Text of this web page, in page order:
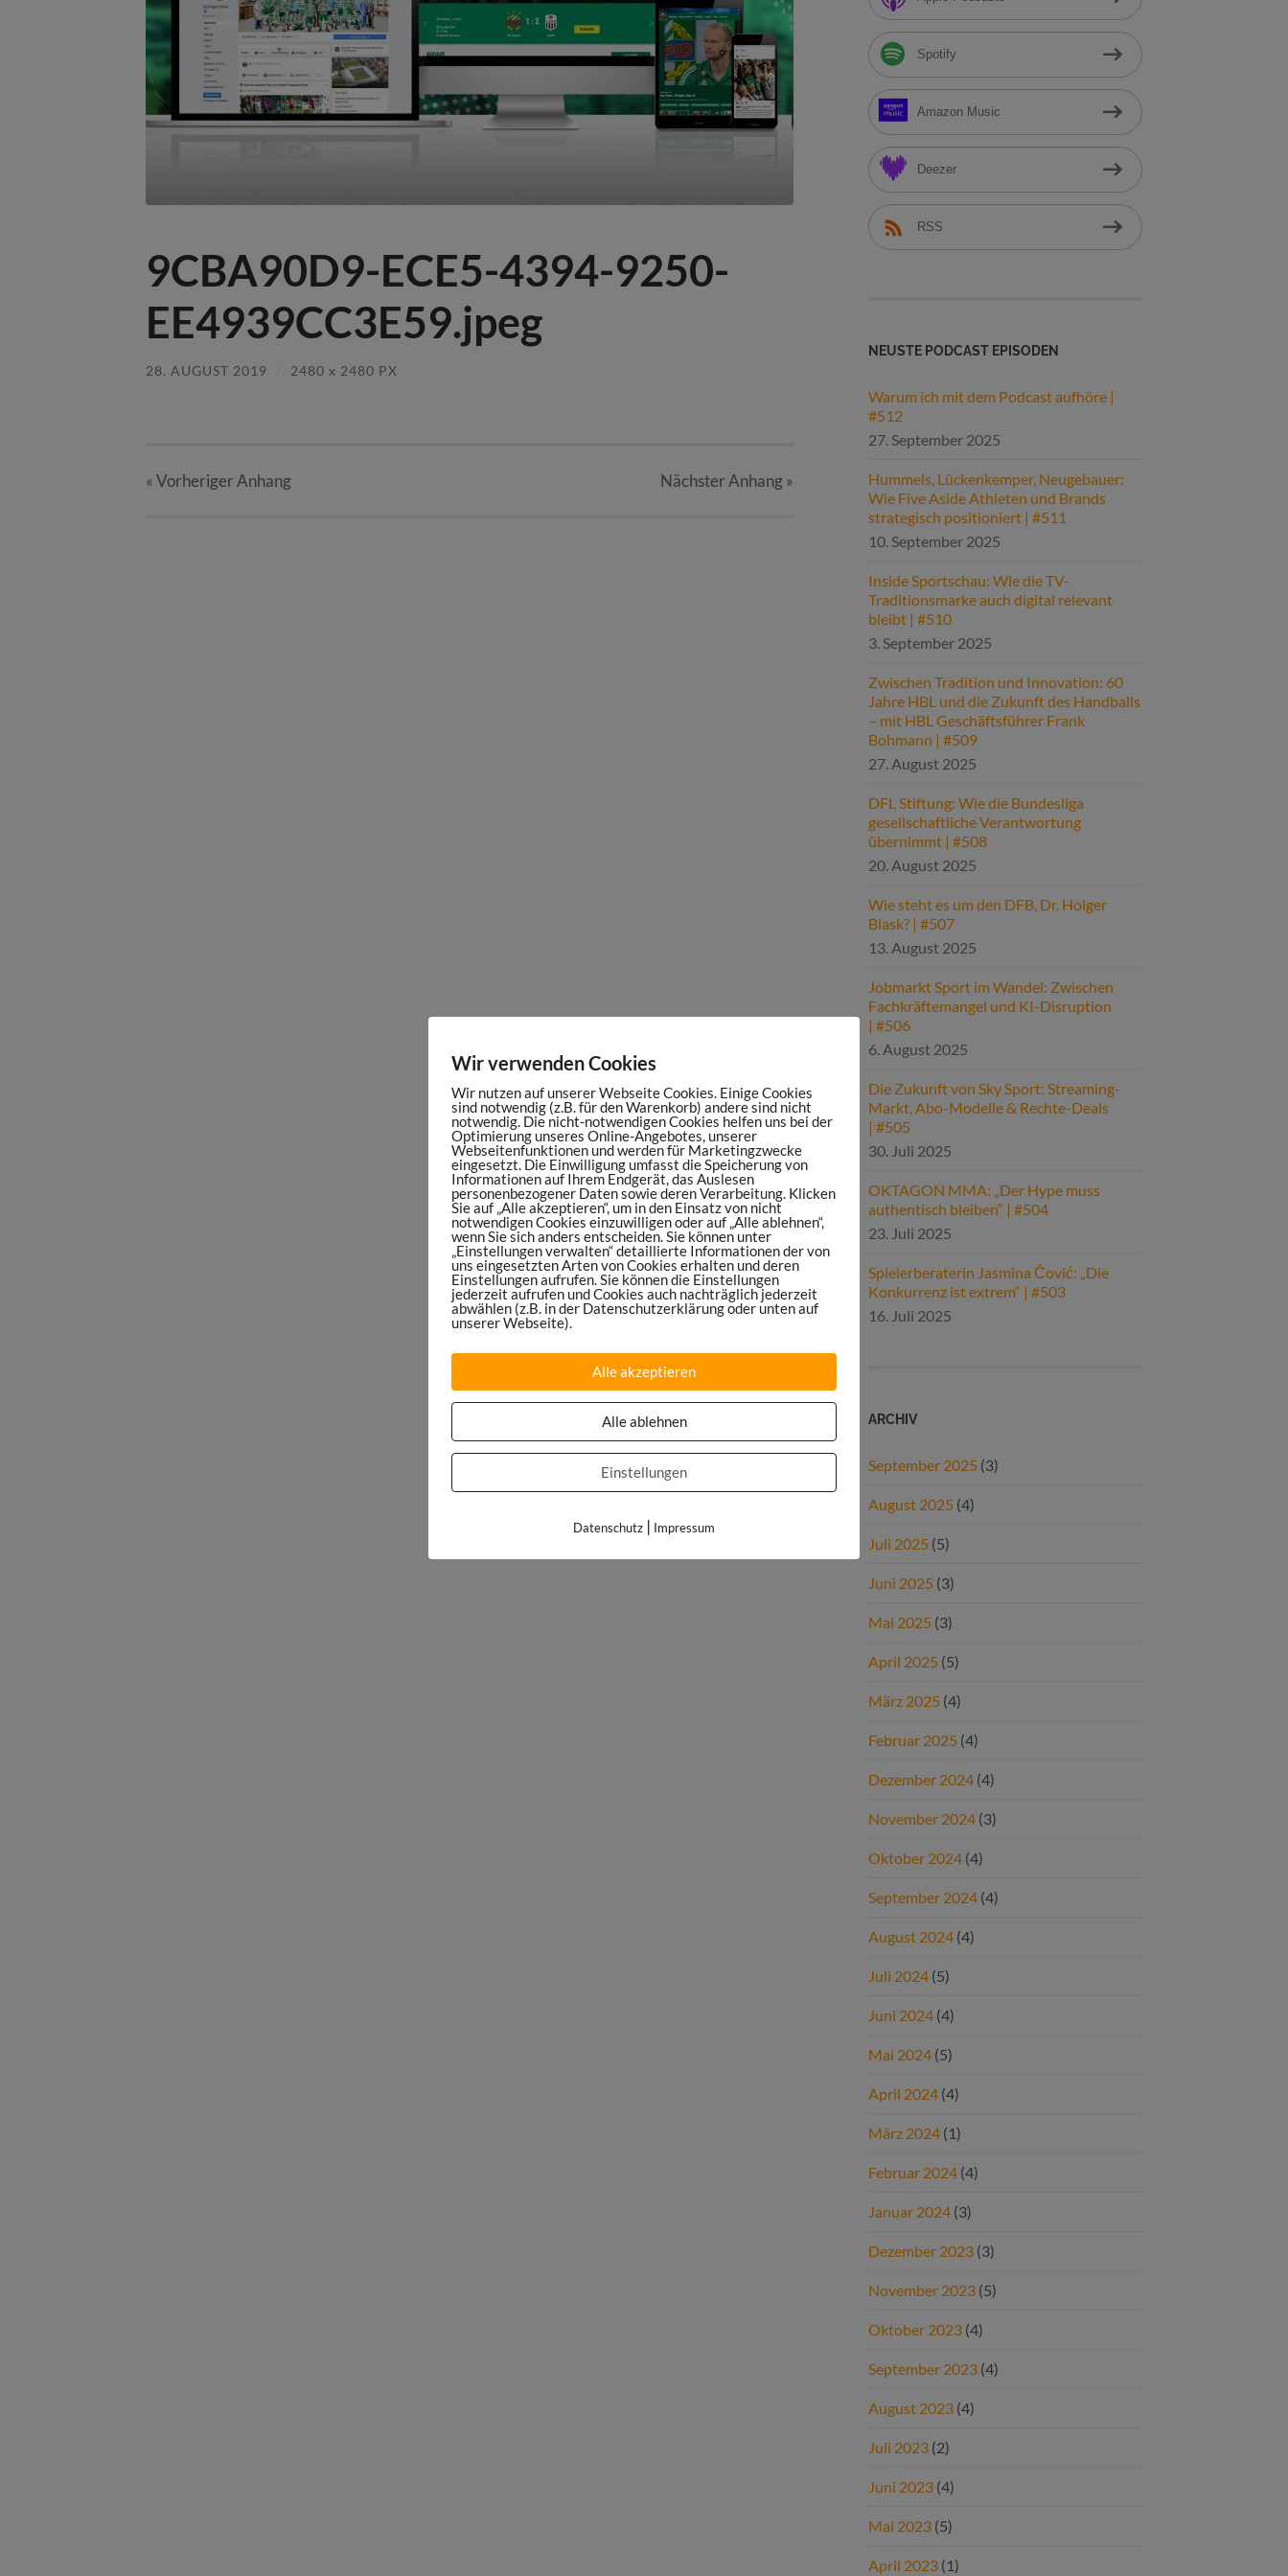
9CBA90D9-ECE5-4394-9250-
EE4939CC3E59.jpeg
28. AUGUST 2019 2480 x 2480 PX
« VorherigerAnhang NächsterAnhang»
h
Spotify
Amazon Music
Deezer
RSS
NEUSTE PODCAST EPISODEN
Warum ich mit dem Podcast aufhöre |
#512
27. September 2025
Hummels, Lückenkemper, Neugebauer:
Wie Five Aside Athleten und Brands
strategisch positioniert | #511
10. September 2025
Inside Sportschau: Wie die TV-
Traditionsmarke auch digital relevant
bleibt | #510
3. September 2025
Zwischen Tradition und Innovation: 60
Jahre HBL und die Zukunft des Handballs
– mit HBL Geschäftsführer Frank
Bohmann | #509
27. August 2025
DFL Stiftung: Wie die Bundesliga
gesellschaftliche Verantwortung
übernimmt | #508
20. August 2025
Wie steht es um den DFB, Dr. Holger
Blask? | #507
13. August 2025
Jobmarkt Sport im Wandel: Zwischen
Fachkräftemangel und KI-Disruption
| #506
6. August 2025
Die Zukunft von Sky Sport: Streaming-
Markt, Abo-Modelle & Rechte-Deals
| #505
30. Juli 2025
OKTAGON MMA: „Der Hype muss
authentisch bleiben“ | #504
23. Juli 2025
Spielerberaterin Jasmina Čović: „Die
Konkurrenz ist extrem“ | #503
16. Juli 2025
ARCHIV
September 2025 (3)
August 2025 (4)
Juli 2025 (5)
Juni 2025 (3)
Mai 2025 (3)
April 2025 (5)
März 2025 (4)
Februar 2025 (4)
Dezember 2024 (4)
November 2024 (3)
Oktober 2024 (4)
September 2024 (4)
August 2024 (4)
Juli 2024 (5)
Juni 2024 (4)
Mai 2024 (5)
April 2024 (4)
März 2024 (1)
Februar 2024 (4)
Januar 2024 (3)
Dezember 2023 (3)
November 2023 (5)
Oktober 2023 (4)
September 2023 (4)
August 2023 (4)
Juli 2023 (2)
Juni 2023 (4)
Mai 2023 (5)
April 2023 (1)
Wir verwenden Cookies
Wir nutzen auf unserer Webseite Cookies. Einige Cookies
sind notwendig (z.B. für den Warenkorb) andere sind nicht
notwendig. Die nicht-notwendigen Cookies helfen uns bei der
Optimierung unseres Online-Angebotes, unserer
Webseitenfunktionen und werden für Marketingzwecke
eingesetzt. Die Einwilligung umfasst die Speicherung von
Informationen auf Ihrem Endgerät, das Auslesen
personenbezogener Daten sowie deren Verarbeitung. Klicken
Sie auf „Alle akzeptieren“, um in den Einsatz von nicht
notwendigen Cookies einzuwilligen oder auf „Alle ablehnen“,
wenn Sie sich anders entscheiden. Sie können unter
„Einstellungen verwalten“ detaillierte Informationen der von
uns eingesetzten Arten von Cookies erhalten und deren
Einstellungen aufrufen. Sie können die Einstellungen
jederzeit aufrufen und Cookies auch nachträglich jederzeit
abwählen (z.B. in der Datenschutzerklärung oder unten auf
unserer Webseite).
Alle akzeptieren
Alle ablehnen
Einstellungen
Datenschutz | Impressum